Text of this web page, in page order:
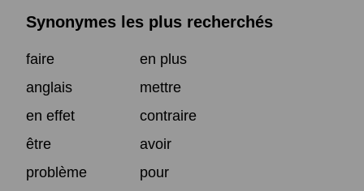
Synonymes les plus recherchés
faire
en plus
anglais
mettre
en effet
contraire
être
avoir
problème
pour